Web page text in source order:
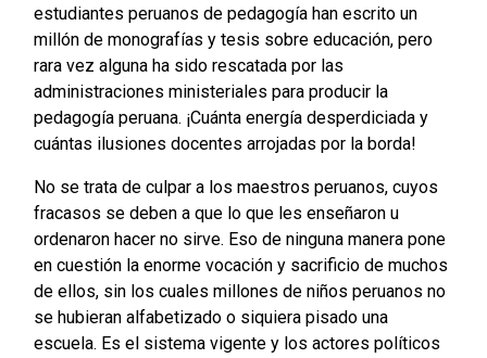
estudiantes peruanos de pedagogía han escrito un
millón de monografías y tesis sobre educación, pero
rara vez alguna ha sido rescatada por las
administraciones ministeriales para producir la
pedagogía peruana. ¡Cuánta energía desperdiciada y
cuántas ilusiones docentes arrojadas por la borda!
No se trata de culpar a los maestros peruanos, cuyos
fracasos se deben a que lo que les enseñaron u
ordenaron hacer no sirve. Eso de ninguna manera pone
en cuestión la enorme vocación y sacrificio de muchos
de ellos, sin los cuales millones de niños peruanos no
se hubieran alfabetizado o siquiera pisado una
escuela. Es el sistema vigente y los actores políticos